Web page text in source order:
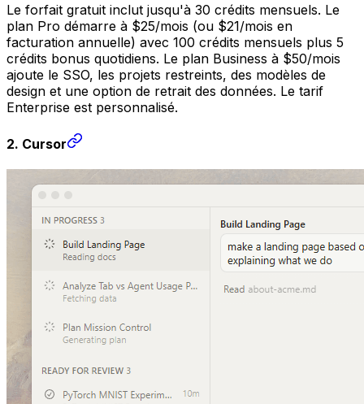
Le forfait gratuit inclut jusqu'à 30 crédits mensuels. Le
plan Pro démarre à $25/mois (ou $21/mois en
facturation annuelle) avec 100 crédits mensuels plus 5
crédits bonus quotidiens. Le plan Business à $50/mois
ajoute le SSO, les projets restreints, des modèles de
design et une option de retrait des données. Le tarif
Enterprise est personnalisé.
2. Cursor